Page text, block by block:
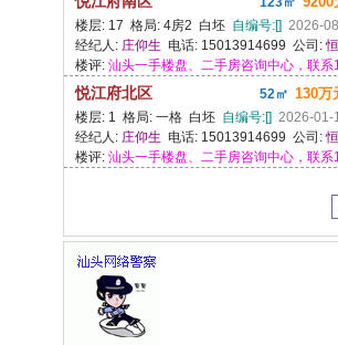
楼层: 17 格局: 4房2 白坯 自编号:[] 2026-
经纪人: 庄仰生 电话: 15013914699 公司:
楼评: 汕头一手楼盘、二手房咨询中心，联系
悦江府北区 52㎡ 130万
楼层: 1 格局: 一格 白坯 自编号:[] 2026-01-
经纪人: 庄仰生 电话: 15013914699 公司:
楼评: 汕头一手楼盘、二手房咨询中心，联系